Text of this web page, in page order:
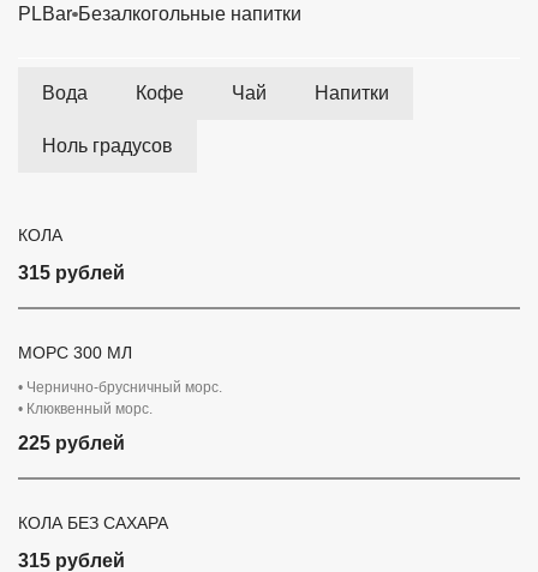
PLBar Безалкогольные напитки
Вода Кофе Чай Напитки
Ноль градусов
КОЛА
315 рублей
МОРС 300 МЛ
• Чернично-брусничный морс.
• Клюквенный морс.
225 рублей
КОЛА БЕЗ САХАРА
315 рублей